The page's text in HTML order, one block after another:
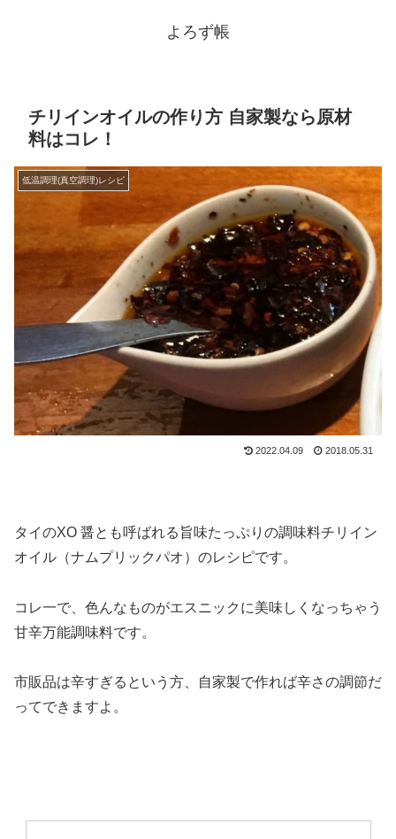
よろず帳
チリインオイルの作り方 自家製なら原材
料はコレ！
低温調理(真空調理)レシピ
2022.04.09 2018.05.31
タイのXO 醤とも呼ばれる旨味たっぷりの調味料チリイン
オイル（ナムプリックパオ）のレシピです。
コレ一で、色んなものがエスニックに美味しくなっちゃう
甘辛万能調味料です。
市販品は辛すぎるという方、自家製で作れば辛さの調節だ
ってできますよ。